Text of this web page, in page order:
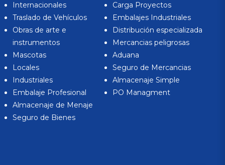
Internacionales
Traslado de Vehículos
Obras de arte e
instrumentos
Mascotas
Locales
Industriales
Embalaje Profesional
Almacenaje de Menaje
Seguro de Bienes
Carga Proyectos
Embalajes Industriales
Distribución especializada
Mercancias peligrosas
Aduana
Seguro de Mercancias
Almacenaje Simple
PO Managment